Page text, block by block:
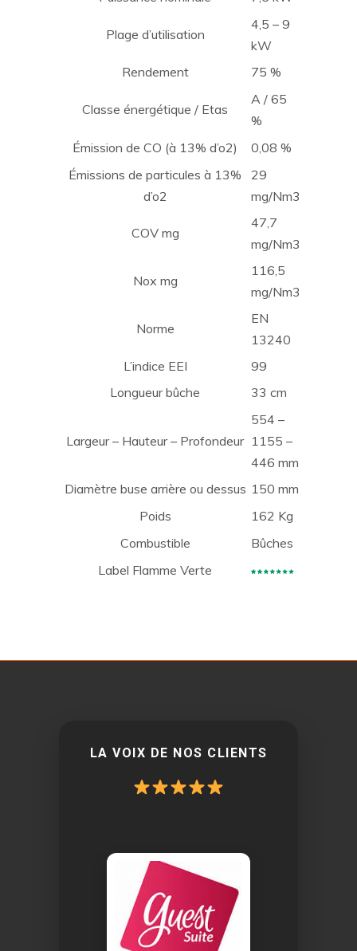
Plage d’utilisation
4,5 – 9
kW
Rendement
75 %
Classe énergétique / Etas
A / 65
%
Émission de CO (à 13% d’o2)
0,08 %
Émissions de particules à 13%
d’o2
29
mg/Nm3
COV mg
47,7
mg/Nm3
Nox mg
116,5
mg/Nm3
Norme
EN
13240
L’indice EEI
99
Longueur bûche
33 cm
Largeur – Hauteur – Profondeur
554 –
1155 –
446 mm
Diamètre buse arrière ou dessus 150 mm
Poids
162 Kg
Combustible
Bûches
Label Flamme Verte
LA VOIX DE NOS CLIENTS